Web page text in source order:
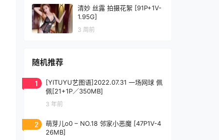
清妙 丝露 拍摄花絮 [91P+1V-
1.95G]
3 周前
随机推荐
1
[YITUYU艺图语]2022.07.31 一场网球 佩
佩[21+1P／350MB]
3 年前
2
萌芽儿o0 – NO.18 邻家小恶魔 [47P1V-4
26MB]